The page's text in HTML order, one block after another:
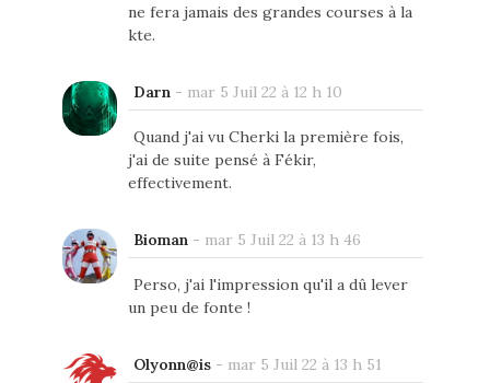
ne fera jamais des grandes courses à la
kte.
Darn - mar 5 Juil 22 à 12 h 10
Quand j'ai vu Cherki la première fois,
j'ai de suite pensé à Fékir,
effectivement.
Bioman - mar 5 Juil 22 à 13 h 46
Perso, j'ai l'impression qu'il a dû lever
un peu de fonte !
Olyonn@is- mar 5 Juil 22 à 13 h 51